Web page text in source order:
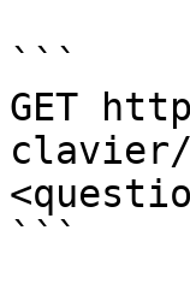
```
GET
clavier/
```